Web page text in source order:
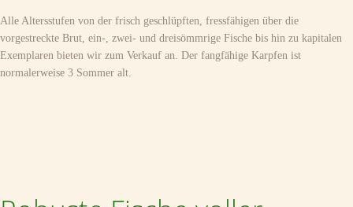
Alle Altersstufen von der frisch geschlüpften, fressfähigen über die
vorgestreckte Brut, ein-, zwei- und dreisömmrige Fische bis hin zu kapitalen
Exemplaren bieten wir zum Verkauf an. Der fangfähige Karpfen ist
normalerweise 3 Sommer alt.